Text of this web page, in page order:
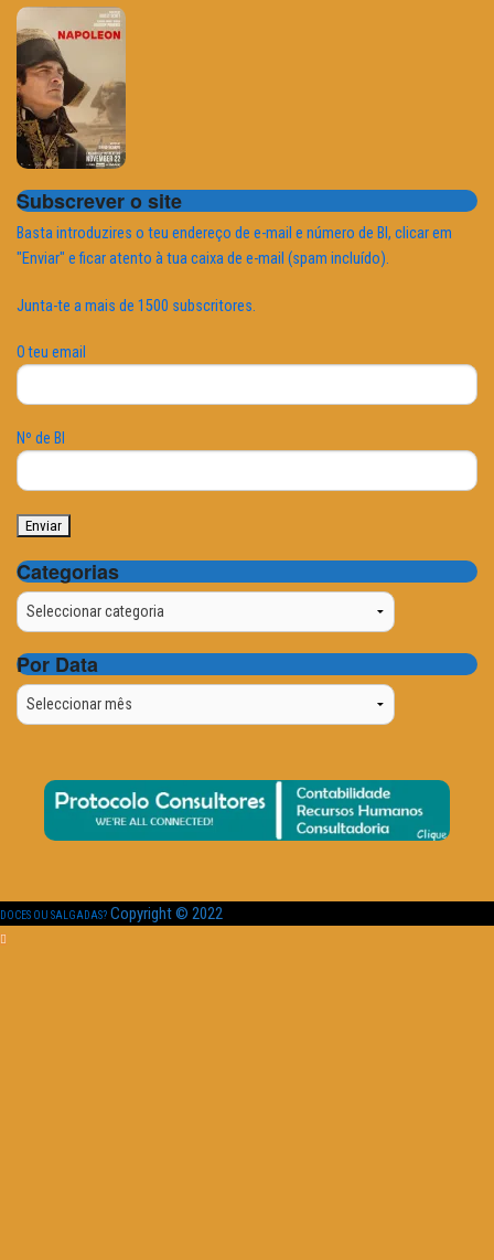
Subscrever o site
Basta introduzires o teu endereço de e-mail e número de BI, clicar em
"Enviar" e ficar atento à tua caixa de e-mail (spam incluído).
Junta-te a mais de 1500 subscritores.
O teu email
Nº de BI
Categorias
Categorias
Por Data
Por
Data
DOCES OU SALGADAS? Copyright © 2022